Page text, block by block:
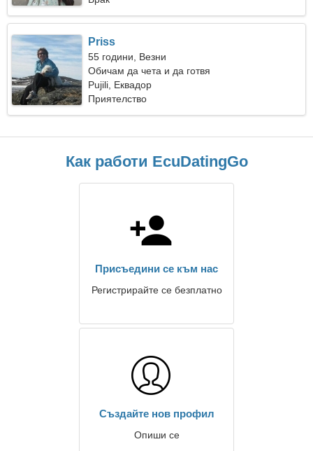
Priss
55 години, Везни
Обичам да чета и да готвя
Pujili, Еквадор
Приятелство
Как работи EcuDatingGo
Присъедини се към нас
Регистрирайте се безплатно
Създайте нов профил
Опиши се